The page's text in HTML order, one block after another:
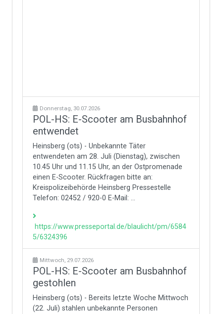
Donnerstag, 30.07.2026
POL-HS: E-Scooter am Busbahnhof
entwendet
Heinsberg (ots) - Unbekannte Täter
entwendeten am 28. Juli (Dienstag), zwischen
10.45 Uhr und 11.15 Uhr, an der Ostpromenade
einen E-Scooter. Rückfragen bitte an:
Kreispolizeibehörde Heinsberg Pressestelle
Telefon: 02452 / 920-0 E-Mail: ...
https://www.presseportal.de/blaulicht/pm/6584
5/6324396
Mittwoch, 29.07.2026
POL-HS: E-Scooter am Busbahnhof
gestohlen
Heinsberg (ots) - Bereits letzte Woche Mittwoch
(22. Juli) stahlen unbekannte Personen